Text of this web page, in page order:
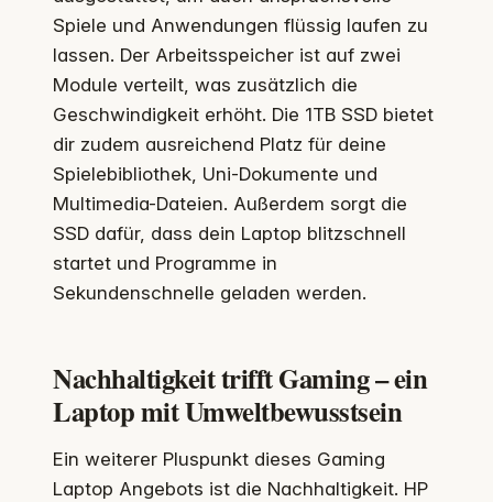
Spiele und Anwendungen flüssig laufen zu
lassen. Der Arbeitsspeicher ist auf zwei
Module verteilt, was zusätzlich die
Geschwindigkeit erhöht. Die 1TB SSD bietet
dir zudem ausreichend Platz für deine
Spielebibliothek, Uni-Dokumente und
Multimedia-Dateien. Außerdem sorgt die
SSD dafür, dass dein Laptop blitzschnell
startet und Programme in
Sekundenschnelle geladen werden.
Nachhaltigkeit trifft Gaming – ein
Laptop mit Umweltbewusstsein
Ein weiterer Pluspunkt dieses Gaming
Laptop Angebots ist die Nachhaltigkeit. HP